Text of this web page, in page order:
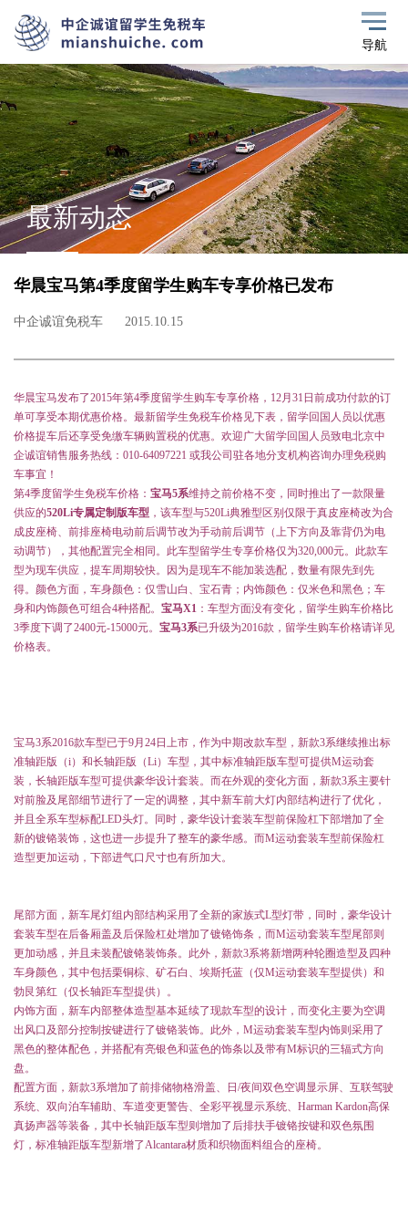
导航
最新动态
华晨宝马第4季度留学生购车专享价格已发布
中企诚谊免税车 2015.10.15
华晨宝马发布了2015年第4季度留学生购车专享价格，12月31日前成功付款的订
单可享受本期优惠价格。最新留学生免税车价格见下表，留学回国人员以优惠
价格提车后还享受免缴车辆购置税的优惠。欢迎广大留学回国人员致电北京中
企诚谊销售服务热线：010-64097221 或我公司驻各地分支机构咨询办理免税购
车事宜！
第4季度留学生免税车价格： 宝马5系维持之前价格不变，同时推出了一款限量
供应的520Li专属定制版车型，该车型与520Li典雅型区别仅限于真皮座椅改为合
成皮座椅、前排座椅电动前后调节改为手动前后调节（上下方向及靠背仍为电
动调节），其他配置完全相同。此车型留学生专享价格仅为320,000元。此款车
型为现车供应，提车周期较快。因为是现车不能加装选配，数量有限先到先
得。颜色方面，车身颜色：仅雪山白、宝石青；内饰颜色：仅米色和黑色；车
身和内饰颜色可组合4种搭配。 宝马X1：车型方面没有变化，留学生购车价格比
3季度下调了2400元-15000元。 宝马3系已升级为2016款，留学生购车价格请详见
价格表。
宝马3系2016款车型已于9月24日上市，作为中期改款车型，新款3系继续推出标
准轴距版（i）和长轴距版（Li）车型，其中标准轴距版车型可提供M运动套
装，长轴距版车型可提供豪华设计套装。而在外观的变化方面，新款3系主要针
对前脸及尾部细节进行了一定的调整，其中新车前大灯内部结构进行了优化，
并且全系车型标配LED头灯。同时，豪华设计套装车型前保险杠下部增加了全
新的镀铬装饰，这也进一步提升了整车的豪华感。而M运动套装车型前保险杠
造型更加运动，下部进气口尺寸也有所加大。
尾部方面，新车尾灯组内部结构采用了全新的家族式L型灯带，同时，豪华设计
套装车型在后备厢盖及后保险杠处增加了镀铬饰条，而M运动套装车型尾部则
更加动感，并且未装配镀铬装饰条。此外，新款3系将新增两种轮圈造型及四种
车身颜色，其中包括栗铜棕、矿石白、埃斯托蓝（仅M运动套装车型提供）和
勃艮第红（仅长轴距车型提供）。
内饰方面，新车内部整体造型基本延续了现款车型的设计，而变化主要为空调
出风口及部分控制按键进行了镀铬装饰。此外，M运动套装车型内饰则采用了
黑色的整体配色，并搭配有亮银色和蓝色的饰条以及带有M标识的三辐式方向
盘。
配置方面，新款3系增加了前排储物格滑盖、日/夜间双色空调显示屏、互联驾驶
系统、双向泊车辅助、车道变更警告、全彩平视显示系统、Harman Kardon高保
真扬声器等装备，其中长轴距版车型则增加了后排扶手镀铬按键和双色氛围
灯，标准轴距版车型新增了Alcantara材质和织物面料组合的座椅。